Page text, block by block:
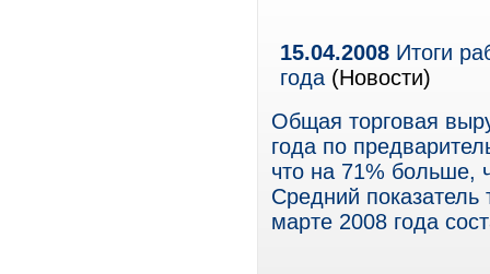
15.04.2008 Итоги
года (Новости)
Общая торговая
года по
что на 71% больше,
Средний показатель
марте 2008 года